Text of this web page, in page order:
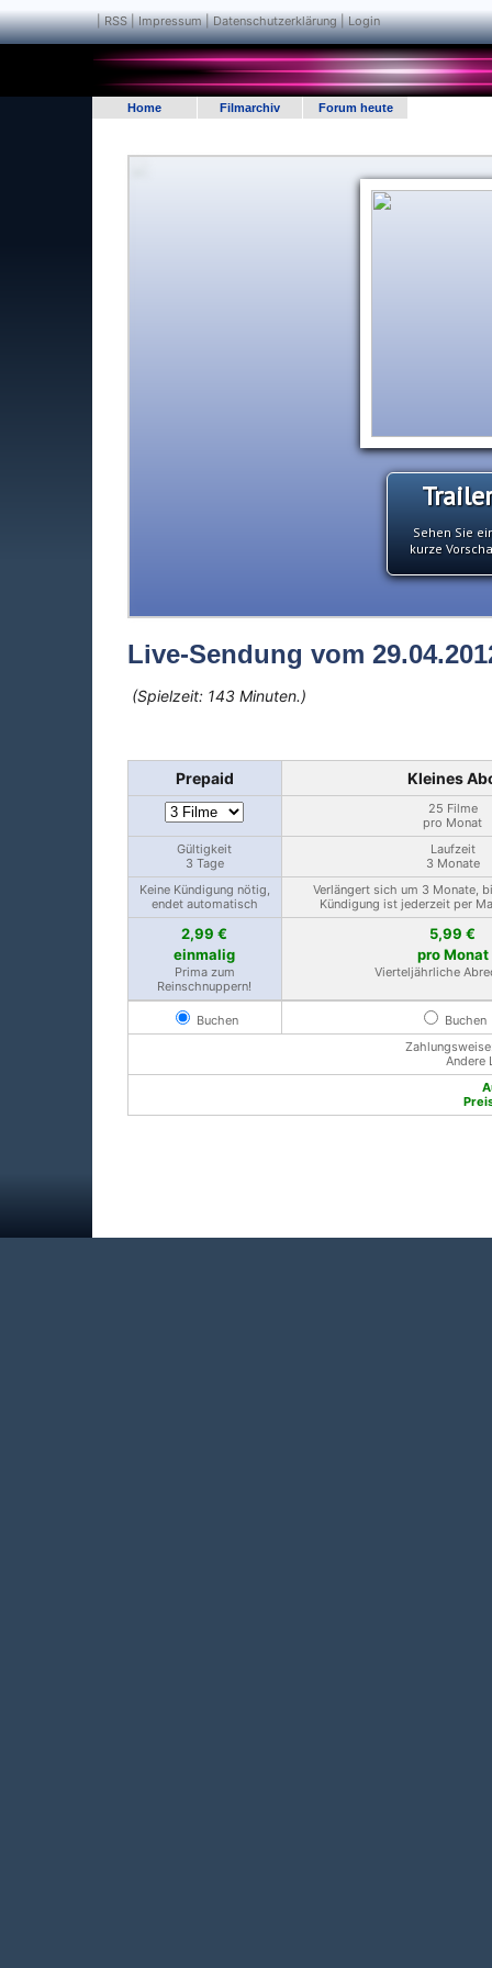
|RSS|Impressum | Datenschutzerklärung|Login
Home Filmarchiv Forum heute
Trailer
Sehen Sie
kurze
Live-Sendung vom
(Spielzeit: 143 Minuten.)
Prepaid Kleines
25 Filme
pro Monat
Gültigkeit
3 Tage
Laufzeit
3 Monate
Keine Kündigung nötig,
endet automatisch
Verlängert sich um 3 Monate,
Kündigung ist jederzeit per
2,99 €
einmalig
Prima zum
Reinschnuppern!
5,99 €
pro Monat
Vierteljährliche
Buchen
Buchen
Andere